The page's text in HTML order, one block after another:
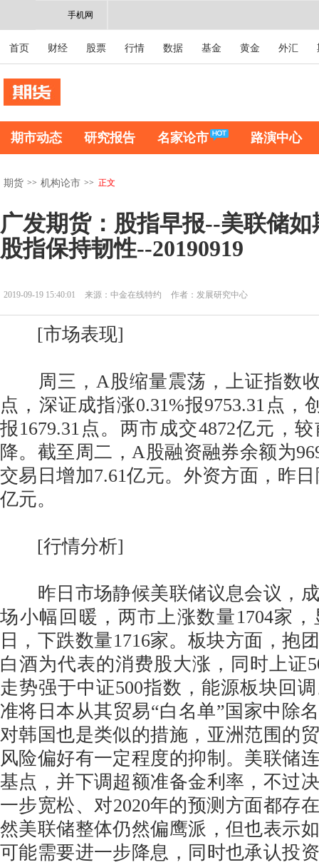
手机网
首页 财经 股票 行情 数据 基金 黄金 外汇
期市动态 研究报告 名家论市 路演中心
期货 >> 机构论市 >> 正文
广发期货：股指早报--美联储
股指保持韧性--20190919
2019-09-19 15:40:01 来源：中金在线特约 作者：发展研究中心
[市场表现]
周三，A股缩量震荡，上证指数收
点，深证成指涨0.31%报9753.31点，
报1679.31点。两市成交4872亿元，
降。截至周二，A股融资融券余额为
交易日增加7.61亿元。外资方面，昨
亿元。
[行情分析]
昨日市场静候美联储议息会议，成
场小幅回暖，两市上涨数量1704家
日，下跌数量1716家。板块方面，抱
白酒为代表的消费股大涨，同时上证
走势强于中证500指数，能源板块回
准将日本从其贸易“白名单”国家中除
对韩国也是类似的措施，亚洲范围的
风险偏好有一定程度的抑制。美联储
基点，并下调超额准备金利率，不过
一步宽松、对2020年的预测方面都存
然美联储整体仍然偏鹰派，但也表示
可能需要进一步降息，同时也承认投